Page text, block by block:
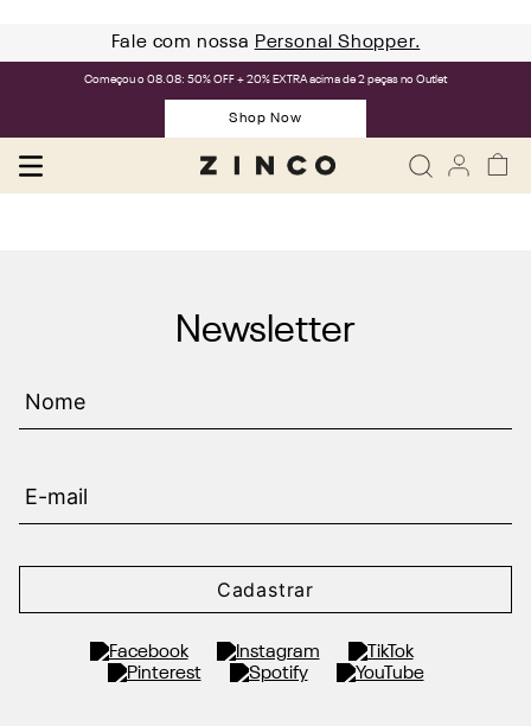
Fale com nossa Personal Shopper.
Começou o 08.08: 50% OFF + 20% EXTRA acima de 2 peças no Outlet
Shop Now
Newsletter
Cadastrar